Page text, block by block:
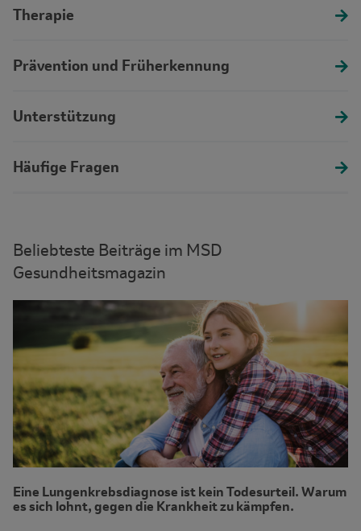
Therapie
Prävention und Früherkennung
Unterstützung
Häufige Fragen
Beliebteste Beiträge im MSD
Gesundheitsmagazin
Eine Lungenkrebsdiagnose ist kein Todesurteil. Warum
es sich lohnt, gegen die Krankheit zu kämpfen.